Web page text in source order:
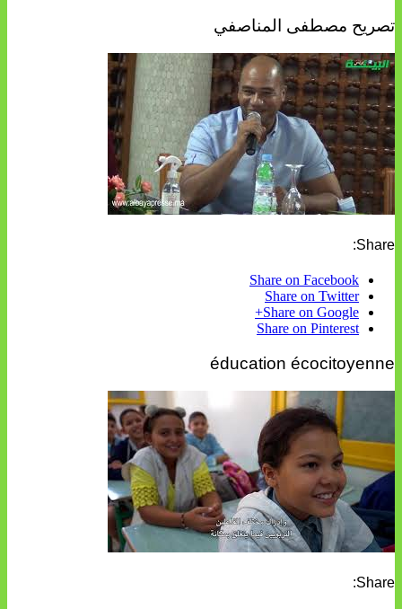
تصريح مصطفى المناصفي
Share:
Share on Facebook
Share on Twitter
Share on Google+
Share on Pinterest
éducation écocitoyenne
Share: